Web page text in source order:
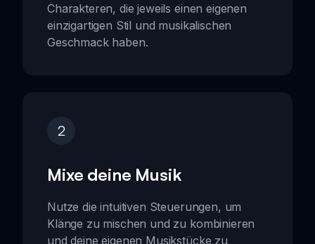
Charakteren, die jeweils einen eigenen
einzigartigen Stil und musikalischen
Geschmack haben.
2
Mixe deine Musik
Nutze die intuitiven Steuerungen, um
Klänge zu mischen und zu kombinieren
und deine eigenen Musikstücke zu